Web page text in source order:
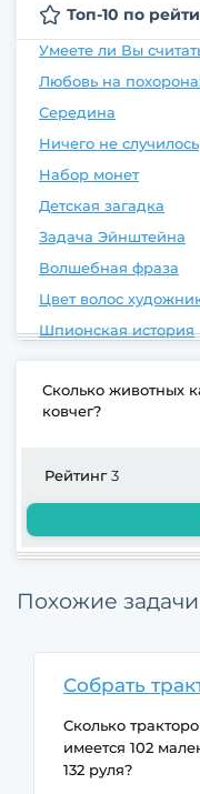
Топ-10 по
Умеете ли Вы
Любовь на
Середина
Ничего не случилось
Набор монет
Детская загадка
Задача Эйнштейна
Волшебная фраза
Цвет волос
Шпионская история
Сколько животных
ковчег?
Рейтинг3
Похожие задачи
Собрать
Сколько
имеется 102
132 руля?